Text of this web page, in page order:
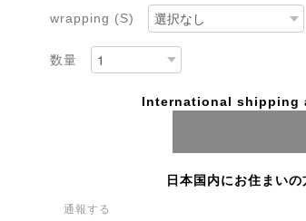
wrapping (S)
数量
International shipping
日本国内にお住まいの
通報する